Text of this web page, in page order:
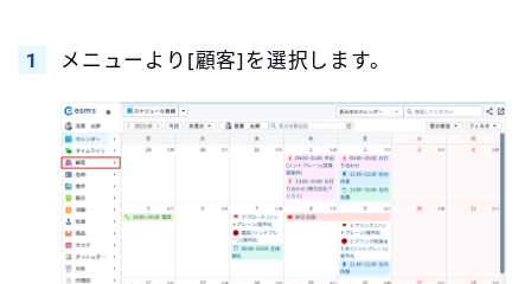
メニューより[顧客]を選択します。